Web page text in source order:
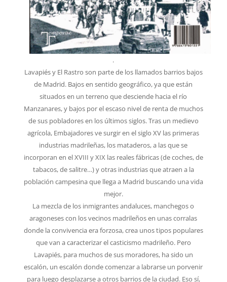
.
Lavapiés y El Rastro son parte de los llamados barrios bajos
de Madrid. Bajos en sentido geográfico, ya que están
situados en un terreno que desciende hacia el río
Manzanares, y bajos por el escaso nivel de renta de muchos
de sus pobladores en los últimos siglos. Tras un medievo
agrícola, Embajadores ve surgir en el siglo XV las primeras
industrias madrileñas, los mataderos, a las que se
incorporan en el XVIII y XIX las reales fábricas (de coches, de
tabacos, de salitre…) y otras industrias que atraen a la
población campesina que llega a Madrid buscando una vida
mejor.
La mezcla de los inmigrantes andaluces, manchegos o
aragoneses con los vecinos madrileños en unas corralas
donde la convivencia era forzosa, crea unos tipos populares
que van a caracterizar el casticismo madrileño. Pero
Lavapiés, para muchos de sus moradores, ha sido un
escalón, un escalón donde comenzar a labrarse un porvenir
para luego desplazarse a otros barrios de la ciudad. Eso sí,